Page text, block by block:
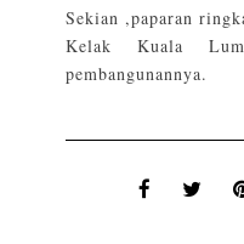
Sekian ,paparan
Kelak Kuala
pembangunannya.